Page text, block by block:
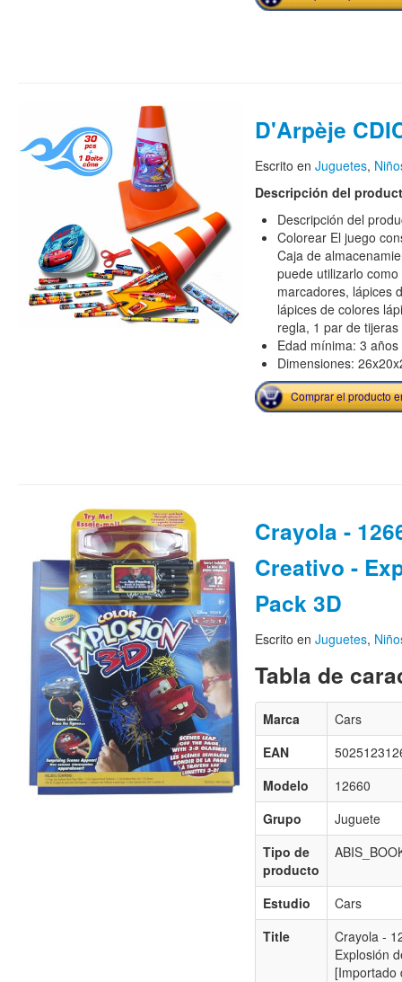
D'Arpèje
Escrito en Juguetes,
Descripción del
Descripción del
Colorear El juego
Caja de
puede utilizarlo
marcadores, lápices
lápices de colores
regla, 1 par de
Edad mínima: 3 años
Dimensiones:
Comprar el producto
Crayola -
Creativo -
Pack 3D
Escrito en Juguetes,
Tabla de
Marca
Cars
EAN
Modelo
12660
Grupo
Juguete
Tipo de
producto
Estudio
Cars
Title
Crayola -
Explosión
[Importado